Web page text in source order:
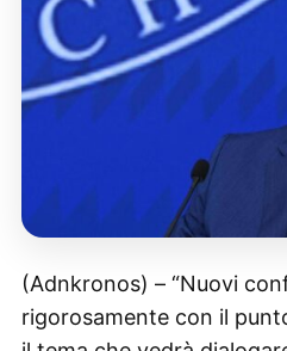
(Adnkronos) – “Nuovi
rigorosamente con il